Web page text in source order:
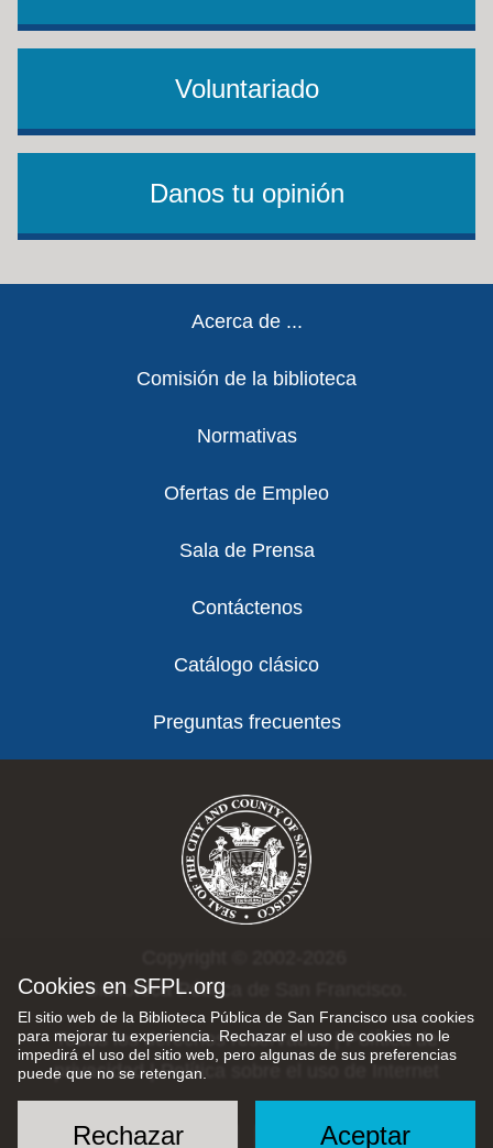
Cookies en SFPL.org
El sitio web de la Biblioteca Pública de San Francisco usa cookies
para mejorar tu experiencia. Rechazar el uso de cookies no le
impedirá el uso del sitio web, pero algunas de sus preferencias
puede que no se retengan.
Aceptar
Rechazar
Voluntariado
Danos tu opinión
Acerca de ...
Comisión de la biblioteca
Normativas
Ofertas de Empleo
Sala de Prensa
Contáctenos
Catálogo clásico
Preguntas frecuentes
Biblioteca Pública de San Francisco.
Todos los derechos reservados |Política de
privacidad|Política sobre el uso de Internet
Social